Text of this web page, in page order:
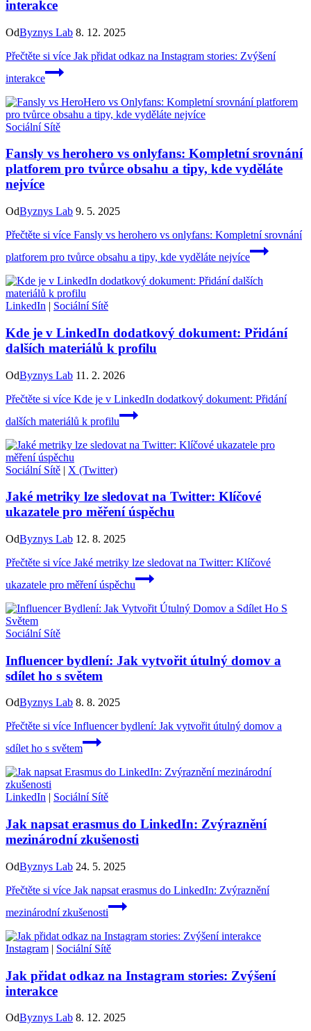
interakce
OdByznys Lab 8. 12. 2025
Přečtěte si více Jak přidat odkaz na Instagram stories: Zvýšení
interakce
Sociální Sítě
Fansly vs herohero vs onlyfans: Kompletní srovnání
platforem pro tvůrce obsahu a tipy, kde vyděláte
nejvíce
OdByznys Lab 9. 5. 2025
Přečtěte si více Fansly vs herohero vs onlyfans: Kompletní srovnání
platforem pro tvůrce obsahu a tipy, kde vyděláte nejvíce
LinkedIn | Sociální Sítě
Kde je v LinkedIn dodatkový dokument: Přidání
dalších materiálů k profilu
OdByznys Lab 11. 2. 2026
Přečtěte si více Kde je v LinkedIn dodatkový dokument: Přidání
dalších materiálů k profilu
Sociální Sítě | X (Twitter)
Jaké metriky lze sledovat na Twitter: Klíčové
ukazatele pro měření úspěchu
OdByznys Lab 12. 8. 2025
Přečtěte si více Jaké metriky lze sledovat na Twitter: Klíčové
ukazatele pro měření úspěchu
Sociální Sítě
Influencer bydlení: Jak vytvořit útulný domov a
sdílet ho s světem
OdByznys Lab 8. 8. 2025
Přečtěte si více Influencer bydlení: Jak vytvořit útulný domov a
sdílet ho s světem
LinkedIn | Sociální Sítě
Jak napsat erasmus do LinkedIn: Zvýraznění
mezinárodní zkušenosti
OdByznys Lab 24. 5. 2025
Přečtěte si více Jak napsat erasmus do LinkedIn: Zvýraznění
mezinárodní zkušenosti
Instagram | Sociální Sítě
Jak přidat odkaz na Instagram stories: Zvýšení
interakce
OdByznys Lab 8. 12. 2025